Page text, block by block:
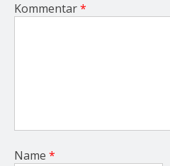
Kommentar*
Name *